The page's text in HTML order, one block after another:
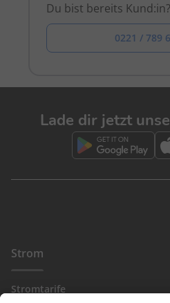
Du bist bereits Kund:in?
0221 / 789
Lade dir jetzt
Strom
Stromtarife